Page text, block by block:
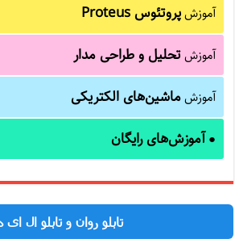
آموزشپروتئوس Proteus
آموزشتحلیل و طراحی مدار
آموزشماشین‌های الکتریکی
● آموزش‌های رایگان
تابلو روان و تابلو ال